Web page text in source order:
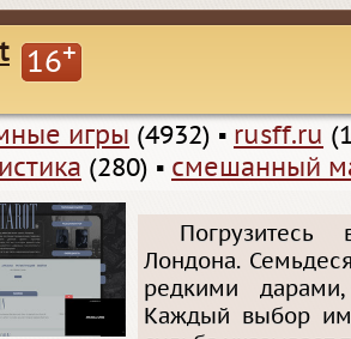
16+
игры (4932) ▪ rusff.ru
(280) ▪ смешанный
Лондона.
редкими
Каждый выбор